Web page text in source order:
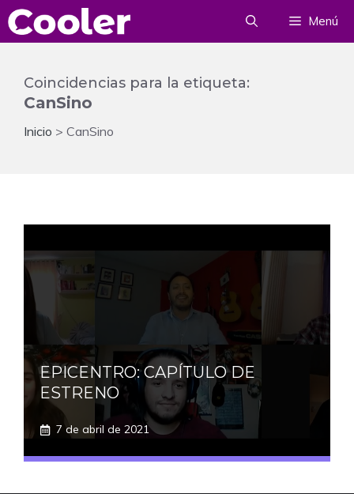
Saltar
al
Menú
Coincidencias para la etiqueta:
CanSino
Inicio > CanSino
EPICENTRO: CAPÍTULO DE
ESTRENO
7 de abril de 2021